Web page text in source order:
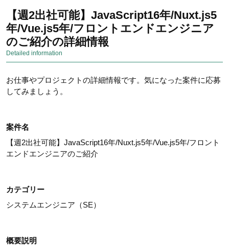
【週2出社可能】JavaScript16年/Nuxt.js5
年/Vue.js5年/フロントエンドエンジニア
のご紹介の詳細情報
Detailed information
お仕事やプロジェクトの詳細情報です。気になった案件に応募
してみましょう。
案件名
【週2出社可能】JavaScript16年/Nuxt.js5年/Vue.js5年/フロント
エンドエンジニアのご紹介
カテゴリー
システムエンジニア（SE）
概要説明